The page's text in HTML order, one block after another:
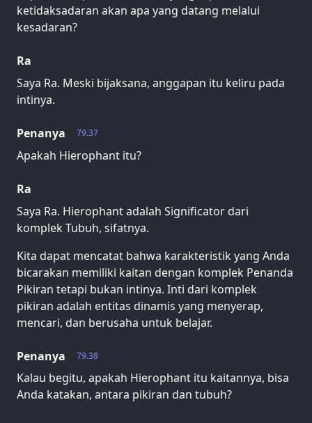
ketidaksadaran akan apa yang datang melalui
kesadaran?
Ra
Saya Ra. Meski bijaksana, anggapan itu keliru pada
intinya.
79.37
Penanya
Apakah Hierophant itu?
Ra
Saya Ra. Hierophant adalah Significator dari
komplek Tubuh, sifatnya.
Kita dapat mencatat bahwa karakteristik yang Anda
bicarakan memiliki kaitan dengan komplek Penanda
Pikiran tetapi bukan intinya. Inti dari komplek
pikiran adalah entitas dinamis yang menyerap,
mencari, dan berusaha untuk belajar.
79.38
Penanya
Kalau begitu, apakah Hierophant itu kaitannya, bisa
Anda katakan, antara pikiran dan tubuh?